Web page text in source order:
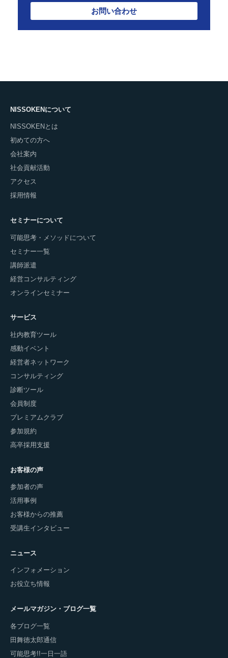
お問い合わせ
NISSOKENについて
NISSOKENとは
初めての方へ
会社案内
社会貢献活動
アクセス
採用情報
セミナーについて
可能思考・メソッドについて
セミナー一覧
講師派遣
経営コンサルティング
オンラインセミナー
サービス
社内教育ツール
感動イベント
経営者ネットワーク
コンサルティング
診断ツール
会員制度
プレミアムクラブ
参加規約
高卒採用支援
お客様の声
参加者の声
活用事例
お客様からの推薦
受講生インタビュー
ニュース
インフォメーション
お役立ち情報
メールマガジン・ブログ一覧
各ブログ一覧
田舞徳太郎通信
可能思考!!一日一語